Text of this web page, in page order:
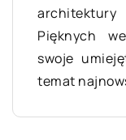
Pięknych
swoje
temat